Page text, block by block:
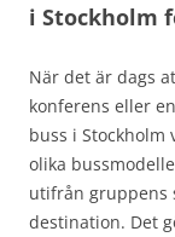
i Stockholm
När det är dags
konferens eller
buss i Stockholm
olika
utifrån gruppens
destination. Det